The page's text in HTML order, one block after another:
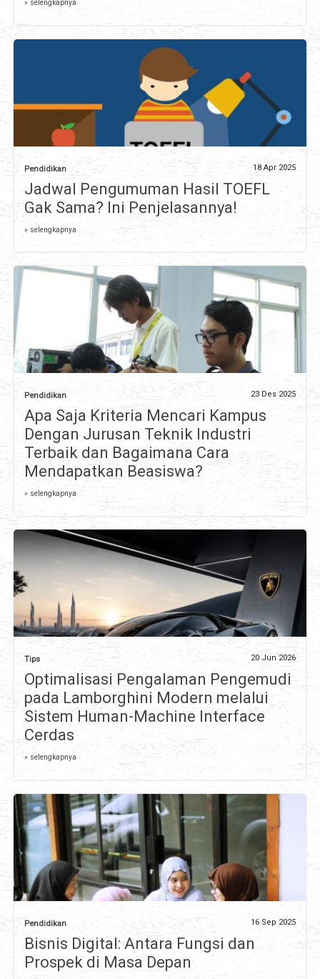
» selengkapnya
Pendidikan 18 Apr 2025
Jadwal Pengumuman Hasil TOEFL
Gak Sama? Ini Penjelasannya!
» selengkapnya
Pendidikan 23 Des 2025
Apa Saja Kriteria Mencari Kampus
Dengan Jurusan Teknik Industri
Terbaik dan Bagaimana Cara
Mendapatkan Beasiswa?
» selengkapnya
Tips 20 Jun 2026
Optimalisasi Pengalaman Pengemudi
pada Lamborghini Modern melalui
Sistem Human-Machine Interface
Cerdas
» selengkapnya
Pendidikan 16 Sep 2025
Bisnis Digital: Antara Fungsi dan
Prospek di Masa Depan